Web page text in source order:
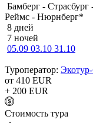
Бамберг -
Реймс - Нюрнберг*
8 дней
7 ночей
05.09 03.10 31.10
Туроператор:
от 410 EUR
+ 200 EUR
Cтоимость тура